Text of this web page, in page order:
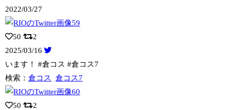
2022/03/27
50
2
2025/03/16
います！ #倉コス #倉コス7
検索：倉コス 倉コス7
50
2